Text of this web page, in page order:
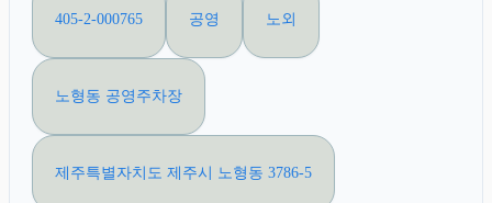
405-2-000765 공영 노외
노형동 공영주차장
제주특별자치도 제주시 노형동 3786-5